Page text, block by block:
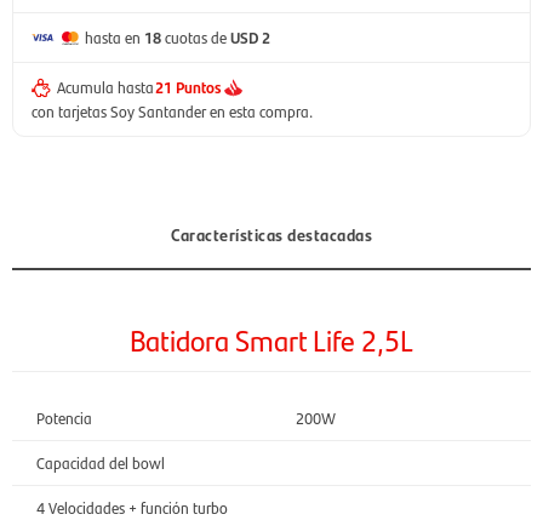
hasta en 18cuotas deUSD 2
Acumula hasta21 Puntos
con tarjetas Soy Santander en esta compra.
Características destacadas
Batidora Smart Life 2,5L
Potencia
200W
Capacidad del bowl
4 Velocidades + función turbo